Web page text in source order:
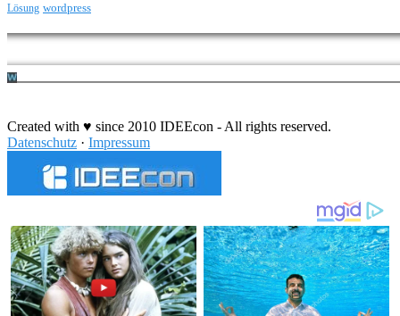
Lösung wordpress
Created with ♥ since 2010 IDEEcon - All rights reserved.
Datenschutz · Impressum